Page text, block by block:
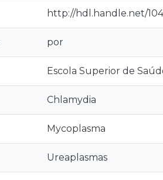
http://hdl.handle.net/
por
Escola Superior de
Chlamydia
Mycoplasma
Ureaplasmas